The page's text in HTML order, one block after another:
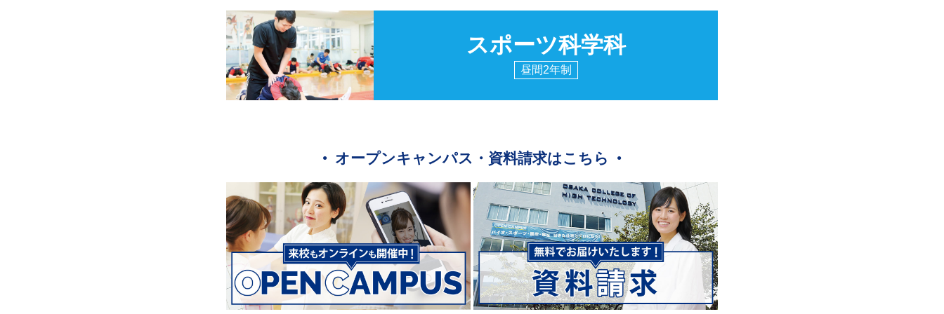
スポーツ科学科
昼間2年制
オープンキャンパス・資料請求はこちら